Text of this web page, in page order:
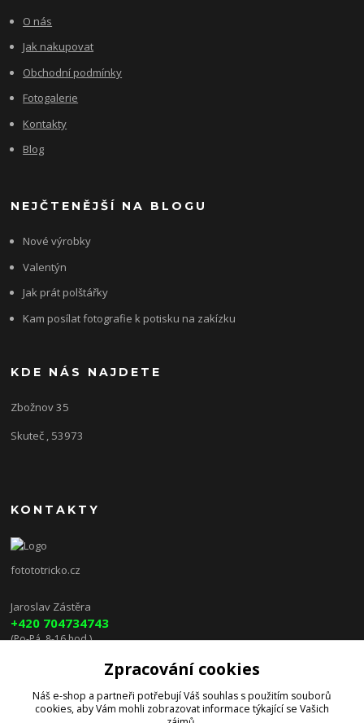
O nás
Jak nakupovat
Obchodní podmínky
Fotogalerie
Kontakty
Blog
NEJČTENĚJŠÍ NA BLOGU
Nové výrobky
Valentýn
Jak prát polštářky
Kam posílat fotografie k potisku na zakízku
KDE NÁS NAJDETE
Zbožnov 35
Skuteč , 53973
KONTAKTY
fotototricko.cz
Jaroslav Zástěra
+420 704734743
(Po-Pá, 8-16 hod.)
lenkazasterova@centrum.cz
Zpracování cookies
Náš e-shop a partneři potřebují Váš souhlas s použitím souborů
cookies, aby Vám mohli zobrazovat informace týkající se Vašich